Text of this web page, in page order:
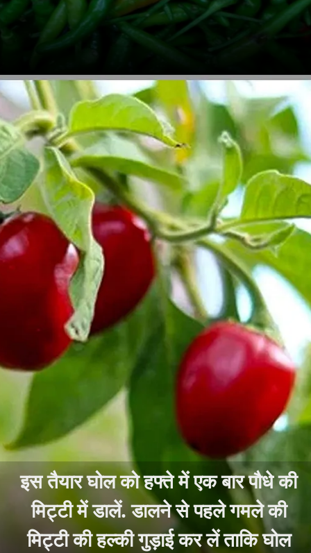
इस तैयार घोल को हफ्ते में एक बार पौधे की
मिट्टी में डालें. डालने से पहले गमले की
मिट्टी की हल्की गुड़ाई कर लें ताकि घोल